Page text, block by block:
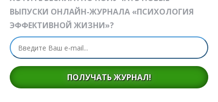
ВЫПУСКИ ОНЛАЙН-ЖУРНАЛА «ПСИХОЛОГИЯ
ЭФФЕКТИВНОЙ ЖИЗНИ»?
ПОЛУЧАТЬ ЖУРНАЛ!